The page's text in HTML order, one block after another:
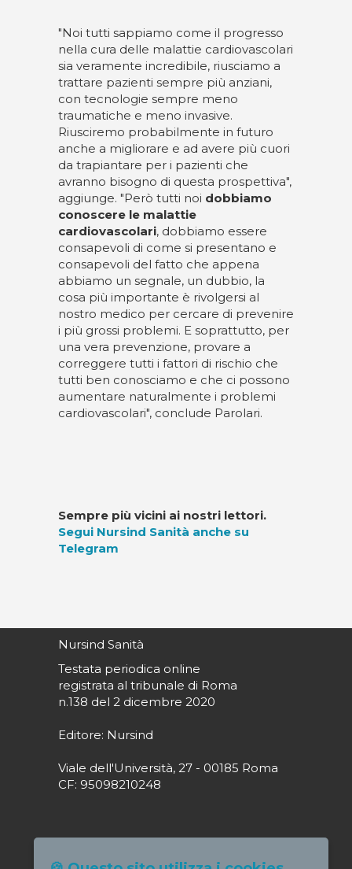
"Noi tutti sappiamo come il progresso
nella cura delle malattie cardiovascolari
sia veramente incredibile, riusciamo a
trattare pazienti sempre più anziani,
con tecnologie sempre meno
traumatiche e meno invasive.
Riusciremo probabilmente in futuro
anche a migliorare e ad avere più cuori
da trapiantare per i pazienti che
avranno bisogno di questa prospettiva",
aggiunge. "Però tutti noi dobbiamo
conoscere le malattie
cardiovascolari, dobbiamo essere
consapevoli di come si presentano e
consapevoli del fatto che appena
abbiamo un segnale, un dubbio, la
cosa più importante è rivolgersi al
nostro medico per cercare di prevenire
i più grossi problemi. E soprattutto, per
una vera prevenzione, provare a
correggere tutti i fattori di rischio che
tutti ben conosciamo e che ci possono
aumentare naturalmente i problemi
cardiovascolari", conclude Parolari.
Sempre più vicini ai nostri lettori.
Segui Nursind Sanità anche su
Telegram
Nursind Sanità
Testata periodica online
registrata al tribunale di Roma
n.138 del 2 dicembre 2020
Editore: Nursind
Viale dell'Università, 27 - 00185 Roma
CF: 95098210248
Direttore responsabile: Paola Alagia